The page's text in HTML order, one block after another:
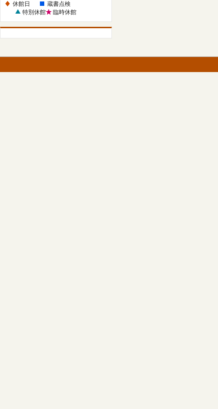
日
休館日
蔵書点検
特別休館
臨時休館